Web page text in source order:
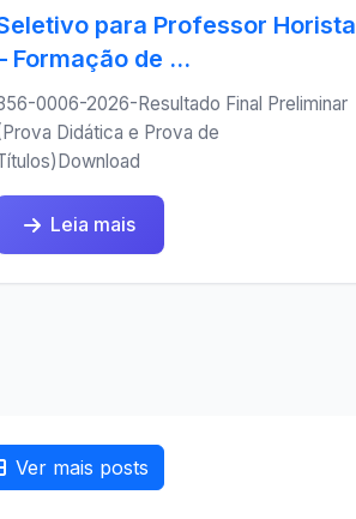
para Professor Horista
Formação de ...
0006-2026-Resultado Final Preliminar
Didática e Prova de
Leia mais
Ver mais posts